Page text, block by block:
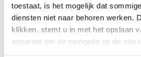
toestaat, is het mogelijk dat
diensten niet naar behoren werken.
klikken, stemt u in met het opslaan
apparaat om de navigatie op de site
heel dichtbij de
veel op strategisch niveau
tastbare uitkomsten, zoals
huurovereenkomst, als